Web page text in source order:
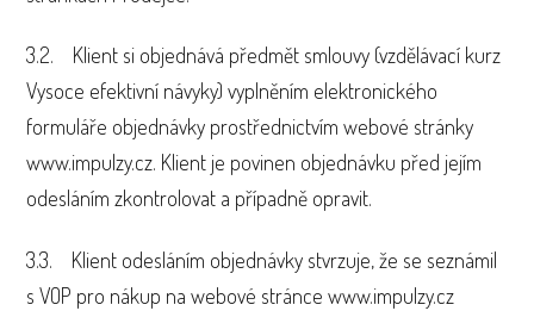
3.2. Klient si objednává předmět smlouvy (vzdělávací kurz
Vysoce efektivní návyky) vyplněním elektronického
formuláře objednávky prostřednictvím webové stránky
www.impulzy.cz. Klient je povinen objednávku před jejím
odesláním zkontrolovat a případně opravit.
3.3. Klient odesláním objednávky stvrzuje, že se seznámil
s VOP pro nákup na webové stránce www.impulzy.cz